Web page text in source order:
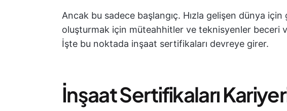
Ancak bu sadece başlangıç. Hızla gelişen dünya için
oluşturmak için müteahhitler ve teknisyenler beceri
İşte bu noktada inşaat sertifikaları devreye girer.
İnşaat Sertifikaları